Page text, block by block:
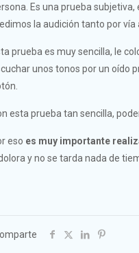
Es una prueba
la audición tanto por vía
prueba es muy sencilla, le
unos tonos por un oído
esta prueba tan sencilla,
eso es muy importante
y no se tarda nada de